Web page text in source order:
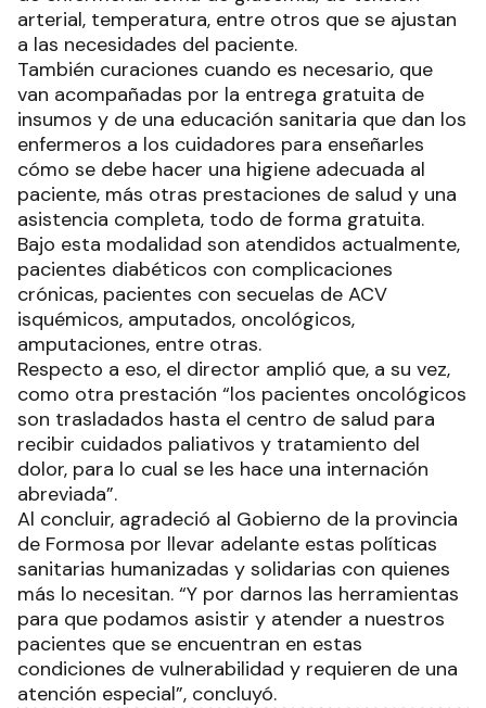
arterial, temperatura, entre otros que se ajustan
a las necesidades del paciente.
También curaciones cuando es necesario, que
van acompañadas por la entrega gratuita de
insumos y de una educación sanitaria que dan los
enfermeros a los cuidadores para enseñarles
cómo se debe hacer una higiene adecuada al
paciente, más otras prestaciones de salud y una
asistencia completa, todo de forma gratuita.
Bajo esta modalidad son atendidos actualmente,
pacientes diabéticos con complicaciones
crónicas, pacientes con secuelas de ACV
isquémicos, amputados, oncológicos,
amputaciones, entre otras.
Respecto a eso, el director amplió que, a su vez,
como otra prestación “los pacientes oncológicos
son trasladados hasta el centro de salud para
recibir cuidados paliativos y tratamiento del
dolor, para lo cual se les hace una internación
abreviada”.
Al concluir, agradeció al Gobierno de la provincia
de Formosa por llevar adelante estas políticas
sanitarias humanizadas y solidarias con quienes
más lo necesitan. “Y por darnos las herramientas
para que podamos asistir y atender a nuestros
pacientes que se encuentran en estas
condiciones de vulnerabilidad y requieren de una
atención especial”, concluyó.